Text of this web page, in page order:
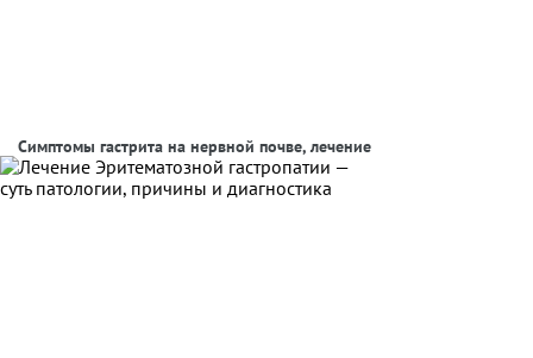
Симптомы гастрита на нервной почве, лечение